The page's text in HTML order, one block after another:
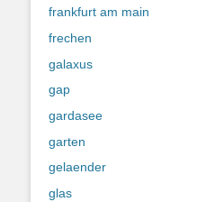
frankfurt am main
frechen
galaxus
gap
gardasee
garten
gelaender
glas